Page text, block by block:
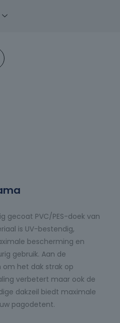
gecoat PVC/PES-doek van
is UV-bestendig,
bescherming en
gebruik. Aan de
om het dak strak op
verbetert maar ook de
dakzeil biedt maximale
pagodetent.